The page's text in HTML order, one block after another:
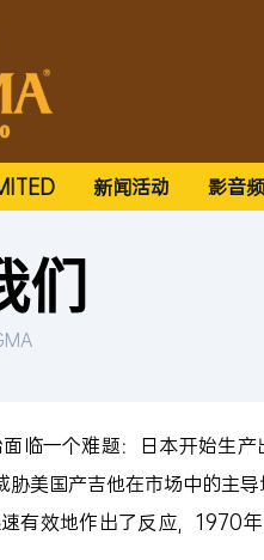
新闻活动 影音
们
一个难题：日本开始生产
美国产吉他在市场中的主
有效地作出了反应，1970